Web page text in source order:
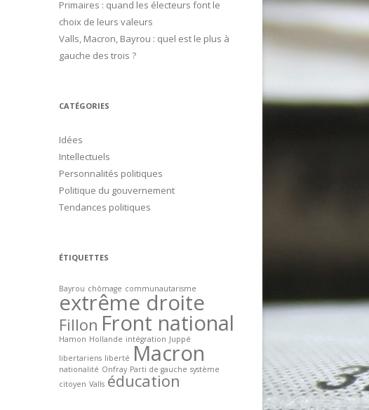
Primaires : quand les électeurs font le
choix de leurs valeurs
Valls, Macron, Bayrou : quel est le plus à
gauche des trois ?
CATÉGORIES
Idées
Intellectuels
Personnalités politiques
Politique du gouvernement
Tendances politiques
ÉTIQUETTES
Bayrou chômage communautarisme
extrême droite
Fillon Front national
Hamon Hollande intégration Juppé
libertariens liberté Macron
nationalité Onfray Parti de gauche système
citoyen Valls éducation